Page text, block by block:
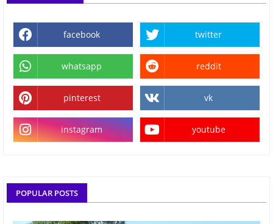
facebook twitter
whatsapp reddit
pinterest vk
instagram youtube
POPULAR POSTS